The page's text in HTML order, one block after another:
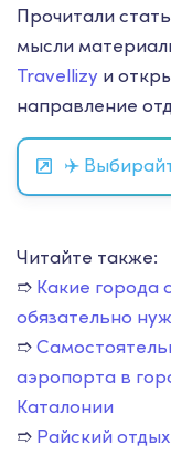
Прочитали
мысли
Travellizy и
направление
✈️
Читайте также:
➱ Какие города
обязательно
➱
аэропорта в
Каталонии
➱ Райский